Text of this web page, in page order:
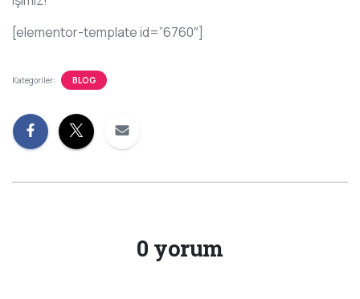
[elementor-template id=”6760″]
Kategoriler: BLOG
0 yorum